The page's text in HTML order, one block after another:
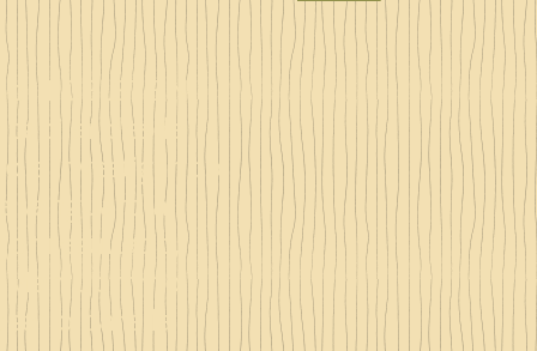
EDELSTEIN,
desde
e investigando
vanguardia
resultado,
Uommo
para la